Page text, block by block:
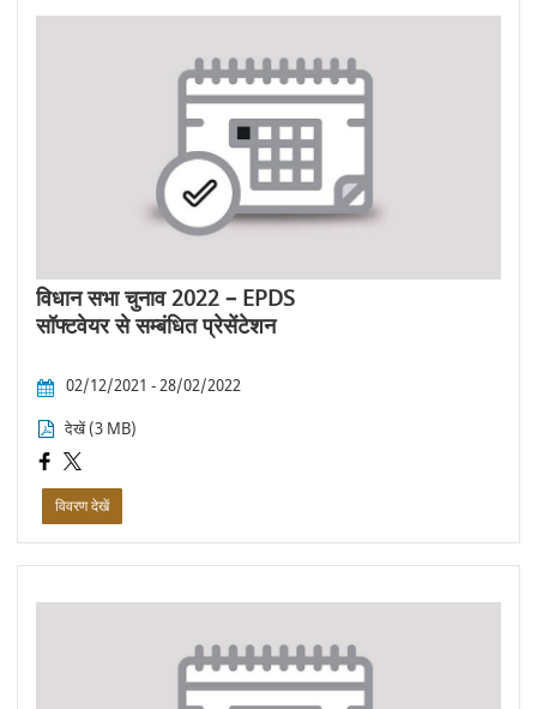
विधान सभा चुनाव 2022 – EPDS
सॉफ्टवेयर से सम्बंधित प्रेसेंटेशन
02/12/2021 - 28/02/2022
देखें (3 MB)
विवरण देखें